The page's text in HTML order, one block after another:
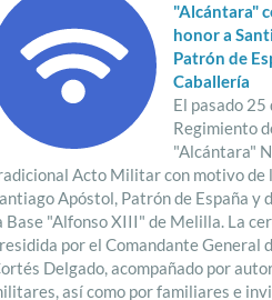
"Alcántara"
honor a
Patrón de
Caballería
El pasado 25
Regimiento
"Alcántara"
Acto Militar con motivo de
Apóstol, Patrón de España y
Base "Alfonso XIII" de Melilla. La
por el Comandante General
Delgado, acompañado por
así como por familiares e